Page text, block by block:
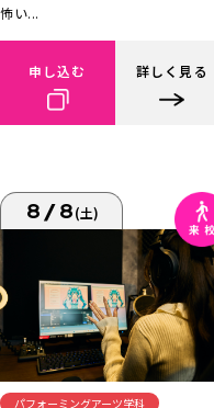
怖い...
申し込む 詳しく見る
8/8(土)
パフォーミングアーツ学科